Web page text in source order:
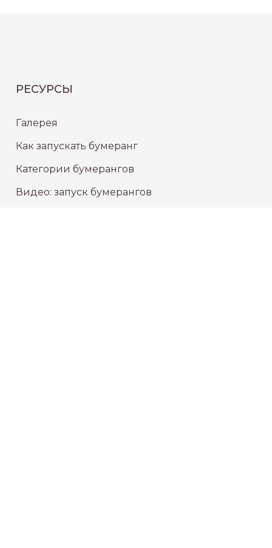
РЕСУРСЫ
Галерея
Как запускать бумеранг
Категории бумерангов
Видео: запуск бумерангов